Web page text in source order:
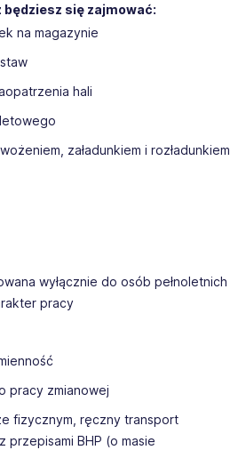
przeszło 50 000 pracowników
znajdujemy pracowników dla
małych rodzinnych
Agencja jest wpisana pod nr
w markecie budowalnym
będziesz się zajmować:
na magazynie
hali
załadunkiem i rozładunkiem
wyłącznie do osób pełnoletnich
pracy
pracy zmianowej
fizycznym, ręczny transport
przepisami BHP (o masie